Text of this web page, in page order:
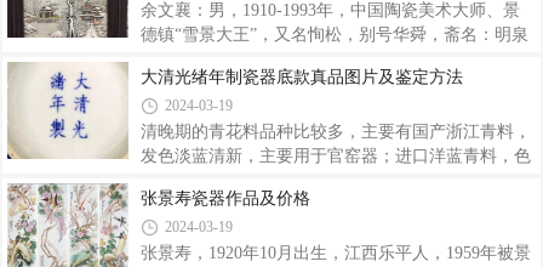
岑在粉彩技法上的革故鼎新，创立水点技法，直
诗，诗画结合的艺术风貌。如果说他早年的作品用画
笔向人们讲述一个动人的故事，那么他中年的作品就
界。中国画大家林风眠、潘天寿、周昌谷、吴山明等
称王大凡是一位艺术修养极高的“陶瓷文人画大师”，
如果不是当时景德镇环境闭塞，缺乏宣传，
余文襄：男，1910-1993年，中国陶瓷美术大师、景
德镇“雪景大王”，又名恂松，别号华舜，斋名：明泉
师，擅长工艺粉彩雪景山水，其作品风格意境深远，
用笔雄浑，给人以高洁旷达，豪放壮观的感觉。在当
时被称为“八小名家”。1913年就读于江西省立乙种工
业学校，1925年从何许人学艺。6年的学艺经历。
美术家协会会员，中国工艺美术学会会员。 代表作
有“扫雪图”、“雪归图”、“赏雪图”等，在全国多次陶
瓷美展中获奖。余文襄自小酷爱陶瓷美
大清光绪年制瓷器底款真品图片及鉴定方法
2024-03-19
清晚期的青花料品种比较多，主要有国产浙江青料，
发色淡蓝清新，主要用于官窑器；进口洋蓝青料，色
多用于民窑粗瓷，有杂质，还有一类经过提炼混合的
青料用于模仿前朝青花瓷器，色泽明丽，呈藏青色，
但层次感不强。大家一起来看下大清光绪年制瓷器底
张景寿瓷器作品及价格
2024-03-19
张景寿，1920年10月出生，江西乐平人，1959年被景